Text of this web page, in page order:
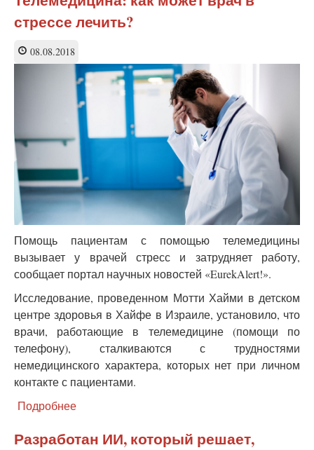
медицинских
данных:
распродажа?
стрессе лечить?
08.08.2018
Помощь пациентам с помощью телемедицины
вызывает у врачей стресс и затрудняет работу,
сообщает портал научных новостей «EurekAlert!».
Исследование, проведенном Мотти Хайми в детском
центре здоровья в Хайфе в Израиле, установило, что
врачи, работающие в телемедицине (помощи по
телефону), сталкиваются с трудностями
немедицинского характера, которых нет при личном
контакте с пациентами.
Подробнее
как
Разработан ИИ, который решает,